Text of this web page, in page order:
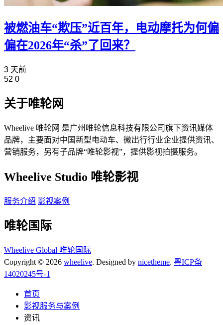
被燃油车“欺压”近百年，电动摩托为何偏
偏在2026年“杀”了回来？
3 天前
52 0
关于唯轮网
Wheelive 唯轮网 是广州唯轮信息科技有限公司旗下资讯媒体
品牌，主要面对中国新型电动车、微出行行业企业提供资讯、
营销服务，另有子品牌“唯轮影视”，提供影视拍摄服务。
Wheelive Studio 唯轮影视
服务介绍 影视案例
唯轮国际
Wheelive Global 唯轮国际
Copyright © 2026 wheelive. Designed by nicetheme. 粤ICP备
14020245号-1
首页
影视服务与案例
资讯